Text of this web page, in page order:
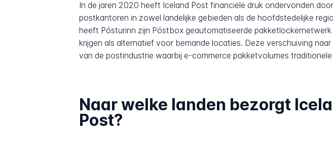
In de jaren 2020 heeft Iceland Post financiële druk ondervonden
postkantoren in zowel landelijke gebieden als de hoofdstedelijke
heeft Pósturinn zijn Póstbox geautomatiseerde
krijgen als alternatief voor bemande locaties. Deze verschuiving
van de postindustrie waarbij e-commerce pakketvolumes
Naar welke landen bezorgt
Post?